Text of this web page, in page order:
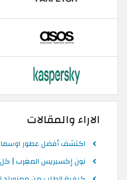
الاراء والمقالات
اكتشف أفضل عطور اوسما 2026 للجنسين في المغرب
نون إكسبريس المغرب | كل